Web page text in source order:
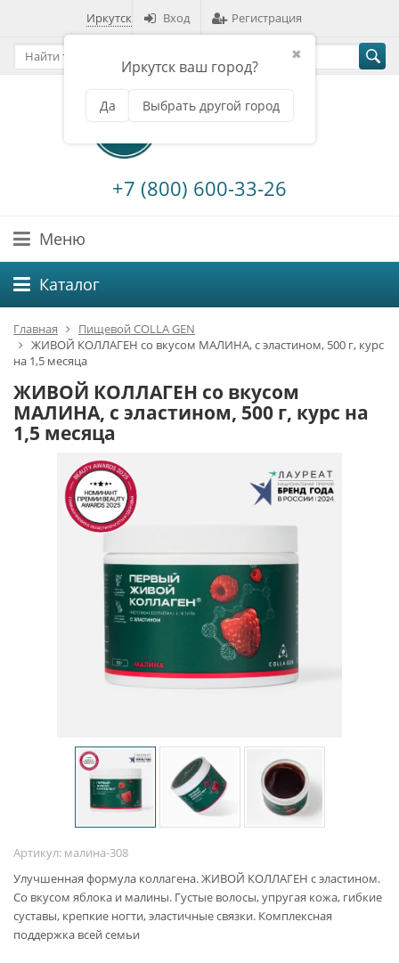
Иркутск
✖
Иркутск ваш город?
Да Выбрать другой город
Вход Регистрация
+7 (800) 600-33-26
Меню
Каталог
Главная
Пищевой COLLA GEN
ЖИВОЙ КОЛЛАГЕН со вкусом МАЛИНА, с эластином, 500 г, курс
на 1,5 месяца
ЖИВОЙ КОЛЛАГЕН со вкусом
МАЛИНА, с эластином, 500 г, курс на
1,5 месяца
Артикул: малина-308
Улучшенная формула коллагена. ЖИВОЙ КОЛЛАГЕН с эластином.
Со вкусом яблока и малины. Густые волосы, упругая кожа, гибкие
суставы, крепкие ногти, эластичные связки. Комплексная
поддержка всей семьи